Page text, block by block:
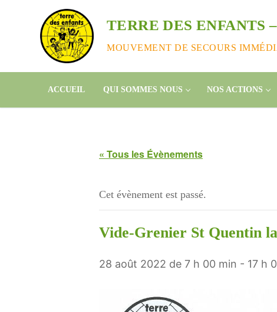
contenu
TERRE DES ENFANTS
MOUVEMENT DE SECOURS
ACCUEIL QUI SOMMES NOUS NOS ACTIONS
« Tous les Évènements
Cet évènement est passé.
Vide-Grenier St Quentin
28 août 2022 de 7 h 00 min - 17 h